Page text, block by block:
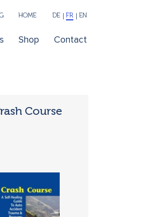
Shop Contact
HOME DE FR EN
Course